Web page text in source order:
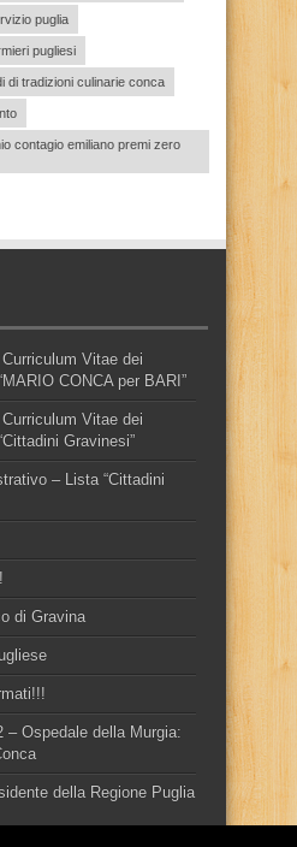
puglia
pugliesi
di tradizioni culinarie conca
contagio emiliano premi zero
Vitae dei
CONCA per BARI”
Vitae dei
Gravinesi”
– Lista “Cittadini
di Gravina
– Ospedale della Murgia:
della Regione Puglia